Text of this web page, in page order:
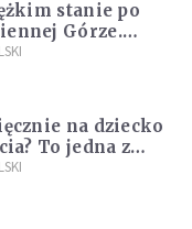
stanie po
Górze.
dwóch
na dziecko
To jedna z
"Rozwój